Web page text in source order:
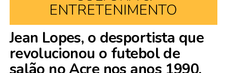
ENTRETENIMENTO
Jean Lopes, o desportista que
revolucionou o futebol de
salão no Acre nos anos 1990,